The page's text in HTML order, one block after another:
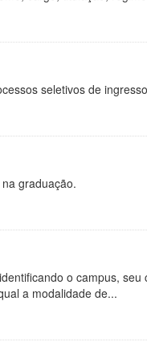
seletivos de
graduação.
o campus,
a modalidade de...